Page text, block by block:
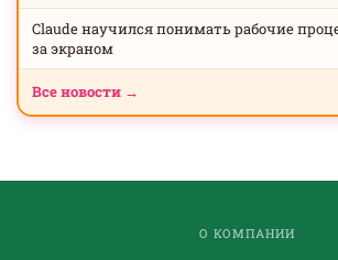
Claude научился понимать рабочие
за экраном
Все новости →
О КОМПАНИИ